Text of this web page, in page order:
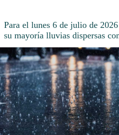
Para el lunes 6 de julio de
su mayoría lluvias dispersas